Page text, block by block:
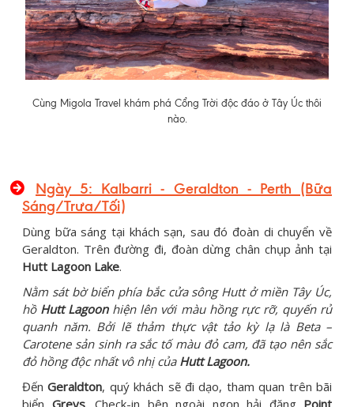
Cùng Migola Travel khám phá Cổng Trời độc đáo ở Tây Úc thôi
nào.
Ngày 5: Kalbarri - Geraldton - Perth (Bữa
Sáng/Trưa/Tối)
Dùng bữa sáng tại khách sạn, sau đó đoàn di chuyển về
Geraldton. Trên đường đi, đoàn dừng chân chụp ảnh tại
Hutt Lagoon Lake.
Nằm sát bờ biển phía bắc cửa sông Hutt ở miền Tây Úc,
hồ Hutt Lagoonhiện lên với màu hồng rực rỡ, quyến rủ
quanh năm. Bởi lẽ thảm thực vật tảo kỳ lạ là Beta –
Carotene sản sinh ra sắc tố màu đỏ cam, đã tạo nên sắc
đỏ hồng độc nhất vô nhị của Hutt Lagoon.
ĐếnGeraldton, quý khách sẽ đi dạo, tham quan trên bãi
biển Greys. Check-in bên ngoài ngọn hải đăng Point